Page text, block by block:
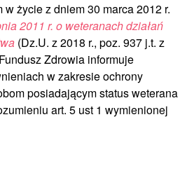
życie z dniem 30 marca 2012 r.
2011 r. o weteranach działań
(Dz.U. z 2018 r., poz. 937 j.t. z
Zdrowia informuje
w zakresie ochrony
posiadającym status weterana
art. 5 ust 1 wymienionej